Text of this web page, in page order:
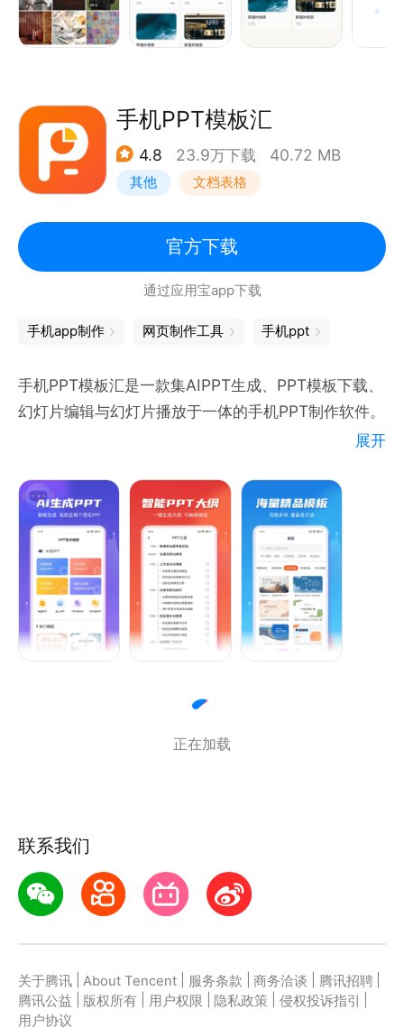
手机PPT模板汇
4.8 23.9万下载 40.72 MB
其他 文档表格
官方下载
通过应用宝app下载
手机app制作 网页制作工具 手机ppt
手机PPT模板汇是一款集AIPPT生成、PPT模板下载、
幻灯片编辑与幻灯片播放于一体的手机PPT制作软件。
1、AIPPT一键智能生成
- 一键AIPPT生成：输入主题或关键词，AI智能生成
PPT大纲、内容框架与自动配图。助您一键完成幻灯片
制作。
- PPT转换：支持Word转PPT、TXT转PPT、PDF转
PPT。只需导入DOC、DOCX等格式，AIPPT自动提
取内容并一键完成PPT生成。
色，轻松美化幻灯片内容。
机PPT编辑更高效。
- PPT播放：可在手机上直接预览与幻灯片播放。
作汇报、毕业答辩、商业计划书、个人简历、教师课
件、海报制作等全场景，支持一键下载模板到本地二次
展开
正在加载
联系我们
关于腾讯 About Tencent 服务条款 商务洽谈 腾讯招聘
腾讯公益
版权所有 用户权限 隐私政策 侵权投诉指引
用户协议